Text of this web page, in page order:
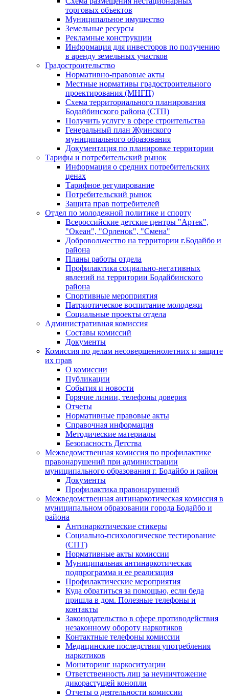
торговых объектов
Муниципальное имущество
Земельные ресурсы
Рекламные конструкции
Информация для инвесторов по получению
в аренду земельных участков
Градостроительство
Нормативно-правовые акты
Местные нормативы градостроительного
проектирования (МНГП)
Схема территориального планирования
Бодайбинского района (СТП)
Получить услугу в сфере строительства
Генеральный план Жуинского
муниципального образования
Документация по планировке территории
Тарифы и потребительский рынок
Информация о средних потребительских
ценах
Тарифное регулирование
Потребительский рынок
Защита прав потребителей
Отдел по молодежной политике и спорту
Всероссийские детские центры "Артек",
"Океан", "Орленок", "Смена"
Добровольчество на территории г.Бодайбо и
района
Планы работы отдела
Профилактика социально-негативных
явлений на территории Бодайбинского
района
Спортивные мероприятия
Патриотическое воспитание молодежи
Социальные проекты отдела
Административная комиссия
Составы комиссий
Документы
Комиссия по делам несовершеннолетних и защите
их прав
О комиссии
Публикации
События и новости
Горячие линии, телефоны доверия
Отчеты
Нормативные правовые акты
Справочная информация
Методические материалы
Безопасность Детства
Межведомственная комиссия по профилактике
правонарушений при администрации
муниципального образования г. Бодайбо и район
Документы
Профилактика правонарушений
Межведомственная антинаркотическая комиссия в
муниципальном образовании города Бодайбо и
района
Антинаркотические стикеры
Социально-психологическое тестирование
(СПТ)
Нормативные акты комиссии
Муниципальная антинаркотическая
подпрограмма и ее реализация
Профилактические мероприятия
Куда обратиться за помощью, если беда
пришла в дом. Полезные телефоны и
контакты
Законодательство в сфере противодействия
незаконному обороту наркотиков
Контактные телефоны комиссии
Медицинские последствия употребления
наркотиков
Мониторинг наркоситуации
Ответственность лиц за неуничтожение
дикорастущей конопли
Отчеты о деятельности комиссии